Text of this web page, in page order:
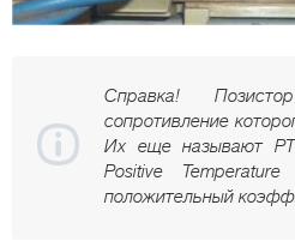
Справка!
сопротивление
Их еще называют
Positive
положительный